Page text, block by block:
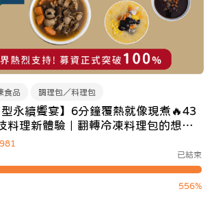
食品 調理包／料理包
型永續饗宴】6分鐘覆熱就像現煮🔥43
料理新體驗｜翻轉冷凍料理包的想像
已結束
556%